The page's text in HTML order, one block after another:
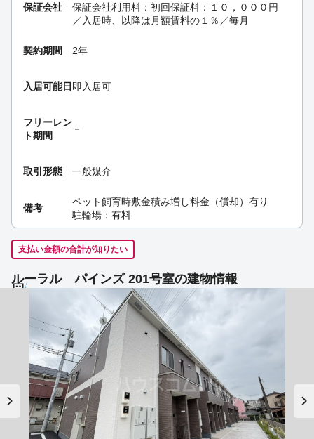
保証会社
保証会社利用料：初回保証料：１０，０００円
／入居時、以降は月額賃料の１％／毎月
契約期間 2年
入居可能日即入居可
フリーレン
ト期間
－
取引形態 一般媒介
備考
ペット飼育時敷金積み増し料金（償却）有り
駐輪場：有料
支払い金額の合計が知りたい
ルーラル パインズ 201号室の建物情報